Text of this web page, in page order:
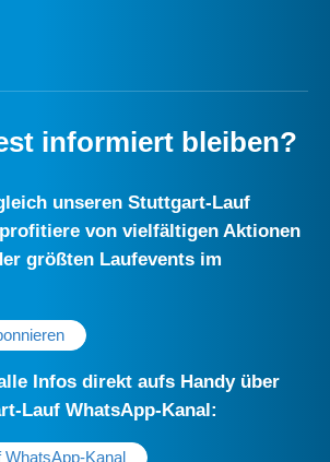
informiert bleiben?
unseren Stuttgart-Lauf
von vielfältigen Aktionen
größten Laufevents im
Infos direkt aufs Handy über
Lauf WhatsApp-Kanal:
Kanal